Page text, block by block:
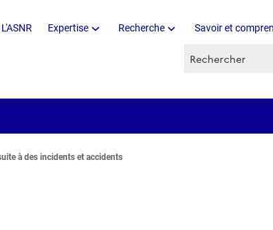
L'ASNR Expertise Recherche Savoir et
Recherche par
à des incidents et accidents